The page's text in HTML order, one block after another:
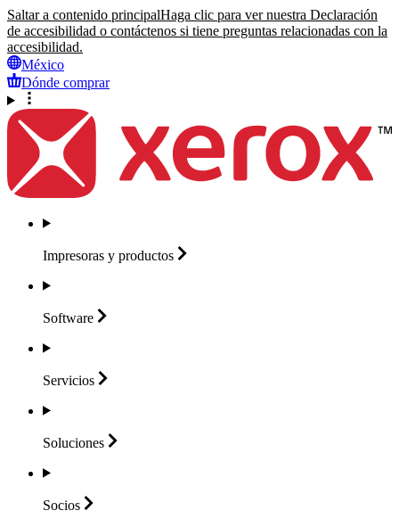
Saltar a contenido principalHaga clic para ver nuestra Declaración
de accesibilidad o contáctenos si tiene preguntas relacionadas con la
accesibilidad.
México
Dónde comprar
Impresoras y productos
Software
Servicios
Soluciones
Socios